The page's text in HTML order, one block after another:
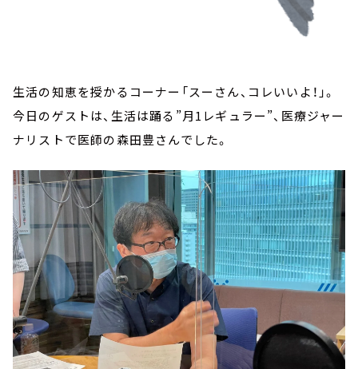
生活の知恵を授かるコーナー「スーさん、コレいいよ！」。
今日のゲストは、生活は踊る”月1レギュラー”、医療ジャー
ナリストで医師の森田豊さんでした。